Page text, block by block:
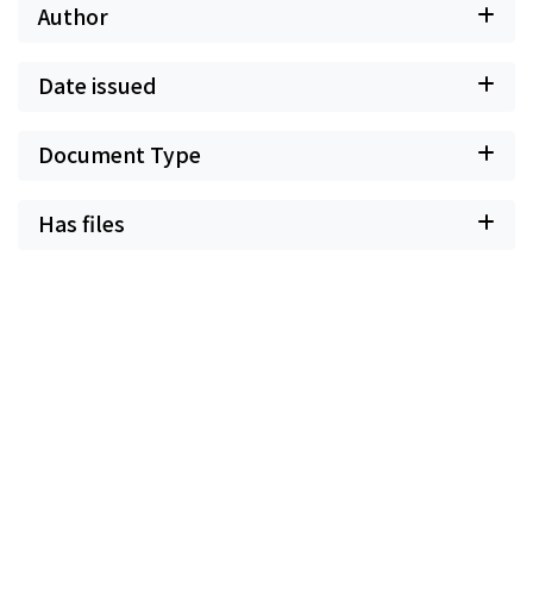
Author
Date issued
Document Type
Has files